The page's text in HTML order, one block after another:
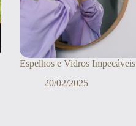
Espelhos e Vidros Impecáveis
20/02/2025